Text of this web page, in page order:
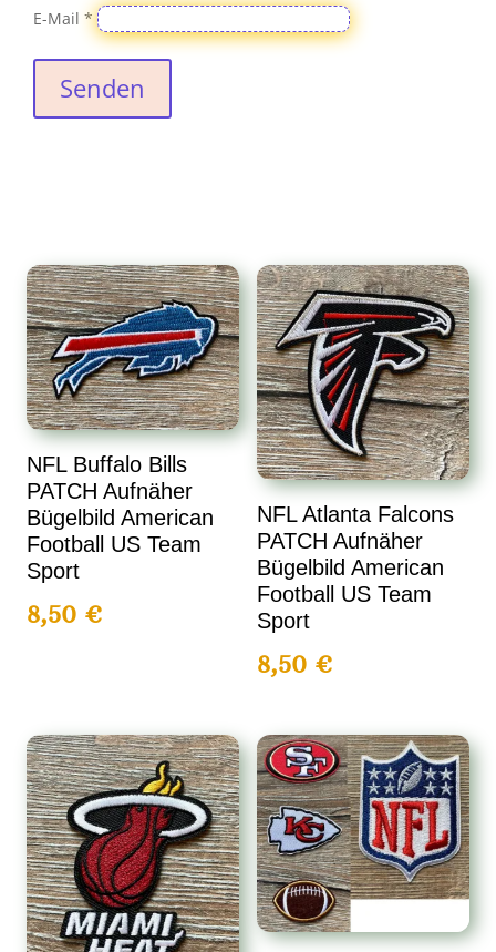
E-Mail*
Senden
NFL Buffalo Bills
PATCH Aufnäher
Bügelbild American
Football US Team
Sport
8,50€
NFL Atlanta Falcons
PATCH Aufnäher
Bügelbild American
Football US Team
Sport
8,50 €